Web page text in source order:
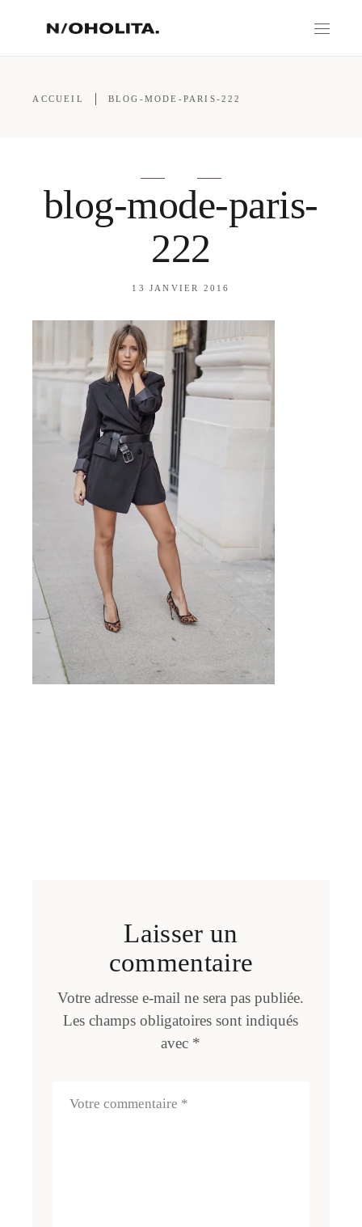
ACCUEIL BLOG-MODE-PARIS-222
blog-mode-paris-
222
13 JANVIER 2016
Laisser un
commentaire
Votre adresse e-mail ne sera pas publiée.
Les champs obligatoires sont indiqués
avec *